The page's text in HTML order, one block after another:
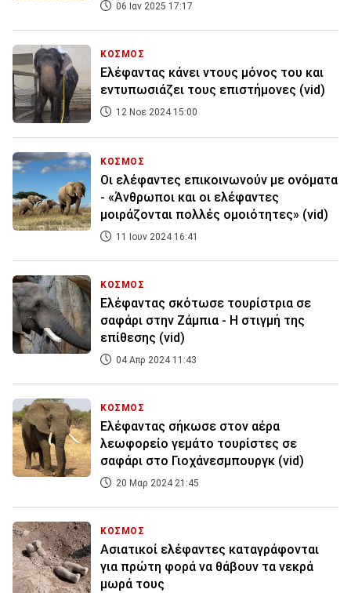
06 Ιαν 2025 17:17
ΚΟΣΜΟΣ
Ελέφαντας κάνει ντους μόνος του και
εντυπωσιάζει τους επιστήμονες (vid)
12 Νοε 2024 15:00
ΚΟΣΜΟΣ
Οι ελέφαντες επικοινωνούν με ονόματα
- «Άνθρωποι και οι ελέφαντες
μοιράζονται πολλές ομοιότητες» (vid)
11 Ιουν 2024 16:41
ΚΟΣΜΟΣ
Ελέφαντας σκότωσε τουρίστρια σε
σαφάρι στην Ζάμπια - H στιγμή της
επίθεσης (vid)
04 Απρ 2024 11:43
ΚΟΣΜΟΣ
Ελέφαντας σήκωσε στον αέρα
λεωφορείο γεμάτο τουρίστες σε
σαφάρι στο Γιοχάνεσμπουργκ (vid)
20 Μαρ 2024 21:45
ΚΟΣΜΟΣ
Ασιατικοί ελέφαντες καταγράφονται
για πρώτη φορά να θάβουν τα νεκρά
μωρά τους